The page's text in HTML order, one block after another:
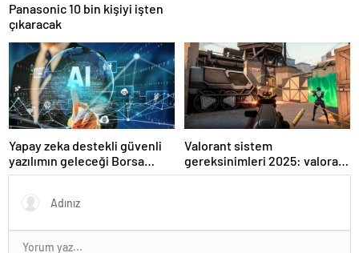
Panasonic 10 bin kişiyi işten
çıkaracak
Yapay zeka destekli güvenli
yazılımın geleceği Borsa
İstanbul’da tartışılacak
Valorant sistem
gereksinimleri 2025: valorant
kaç gb yer kaplar?